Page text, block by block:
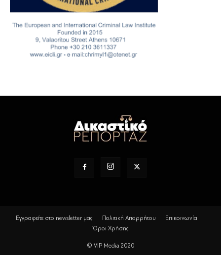
Εγγραφείτε στο newsletter μας Πολιτική Απορρήτου
Επικοινωνία
Όροι Χρήσης
© VIP Media 2020